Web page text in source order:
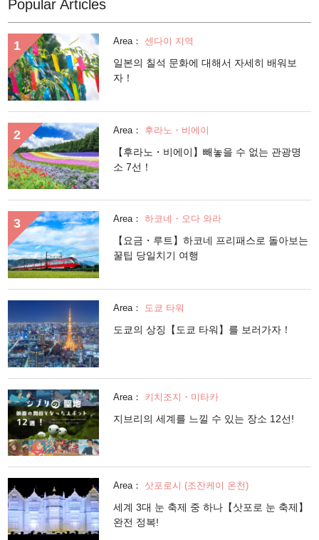
Popular Articles
Area： 센다이 지역
일본의 칠석 문화에 대해서 자세히 배워보
자！
Area： 후라노・비에이
【후라노・비에이】빼놓을 수 없는 관광명
소 7선！
Area： 하코네・오다 와라
【요금・루트】하코네 프리패스로 돌아보는
꿀팁 당일치기 여행
Area： 도쿄 타워
도쿄의 상징【도쿄 타워】를 보러가자！
Area： 키치조지・미타카
지브리의 세계를 느낄 수 있는 장소 12선!
Area： 삿포로시 (조잔케이 온천)
세계 3대 눈 축제 중 하나【삿포로 눈 축제】
완전 정복!